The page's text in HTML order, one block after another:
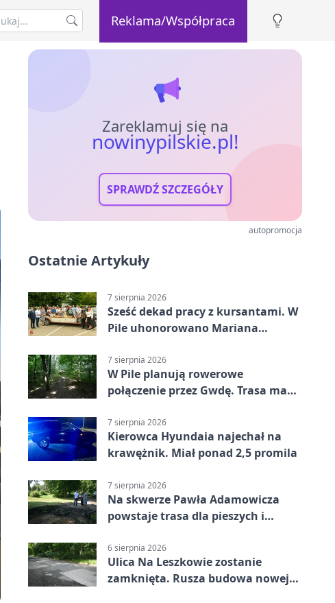
Reklama/Współpraca
Zareklamuj się na
nowinypilskie.pl!
SPRAWDŹ SZCZEGÓŁY
autopromocja
Ostatnie Artykuły
7 sierpnia 2026
Sześć dekad pracy z kursantami. W
Pile uhonorowano Mariana
7 sierpnia 2026
W Pile planują rowerowe
połączenie przez Gwdę. Trasa ma
7 sierpnia 2026
Kierowca Hyundaia najechał na
krawężnik. Miał ponad 2,5 promila
7 sierpnia 2026
Na skwerze Pawła Adamowicza
powstaje trasa dla pieszych i
6 sierpnia 2026
Ulica Na Leszkowie zostanie
zamknięta. Rusza budowa nowej